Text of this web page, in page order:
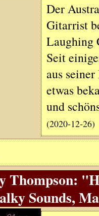
Der
Gitarrist
Laughing
Seit
aus
etwas
und
(2020-12-26)
Thompson:
Sounds,